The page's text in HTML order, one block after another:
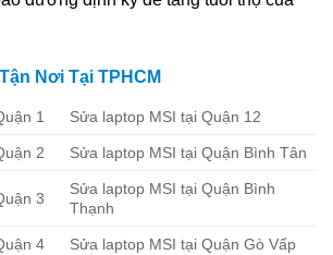
Nơi Tại TPHCM
1 Sửa laptop MSI tại Quận 12
2 Sửa laptop MSI tại Quận Bình Tân
3
Sửa laptop MSI tại Quận Bình
Thạnh
4 Sửa laptop MSI tại Quận Gò Vấp